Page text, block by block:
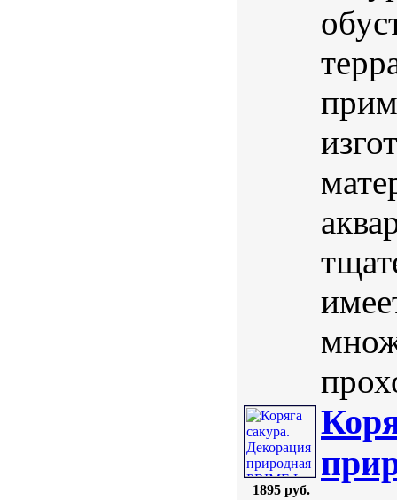
1895 руб.